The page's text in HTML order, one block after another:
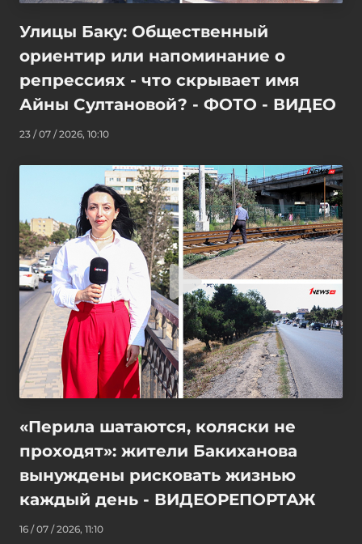
Улицы Баку: Общественный
ориентир или напоминание о
репрессиях - что скрывает имя
Айны Султановой? - ФОТО - ВИДЕО
23 / 07 / 2026, 10:10
«Перила шатаются, коляски не
проходят»: жители Бакиханова
вынуждены рисковать жизнью
каждый день - ВИДЕОРЕПОРТАЖ
16 / 07 / 2026, 11:10